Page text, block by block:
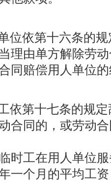
依第十六条的规
理由单方解除劳
同赔偿用人单位
第十七条的规定
合同的，或劳动
工在用人单位服
一个月的平均工